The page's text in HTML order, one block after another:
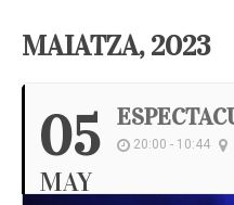
MAIATZA, 2023
05
MAY
20:00 - 10:44